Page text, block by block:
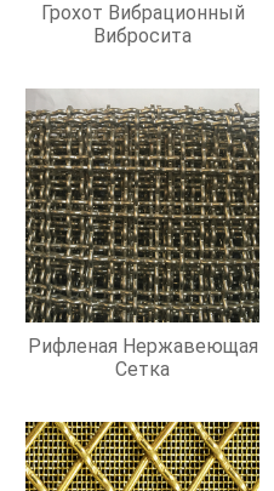
Грохот Вибрационный
Вибросита
Рифленая Нержавеющая
Сетка